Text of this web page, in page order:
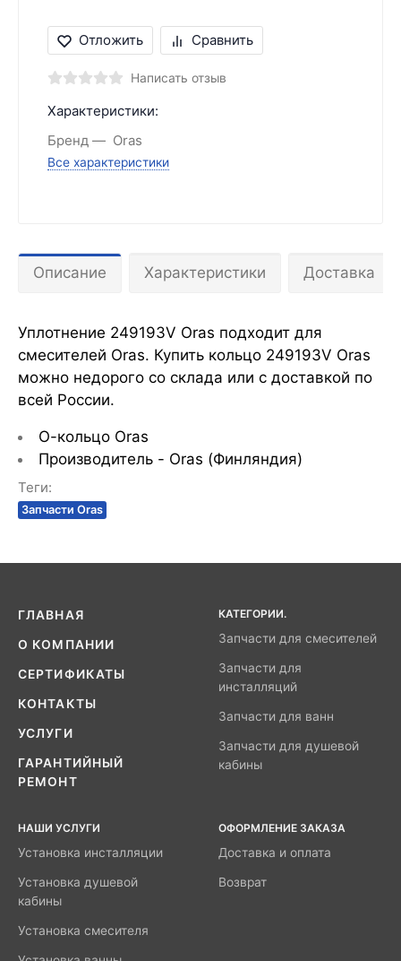
Отложить Сравнить
Написать отзыв
Характеристики:
Бренд
Oras
Все характеристики
Описание Характеристики Доставка
Уплотнение 249193V Oras подходит для
смесителей Oras. Купить кольцо 249193V Oras
можно недорого со склада или с доставкой по
всей России.
О-кольцо Oras
Производитель - Oras (Финляндия)
Теги:
Запчасти Oras
ГЛАВНАЯ
О КОМПАНИИ
СЕРТИФИКАТЫ
КОНТАКТЫ
УСЛУГИ
ГАРАНТИЙНЫЙ
РЕМОНТ
КАТЕГОРИИ.
Запчасти для смесителей
Запчасти для
инсталляций
Запчасти для ванн
Запчасти для душевой
кабины
НАШИ УСЛУГИ
Установка инсталляции
Установка душевой
кабины
Установка смесителя
ОФОРМЛЕНИЕ ЗАКАЗА
Доставка и оплата
Возврат